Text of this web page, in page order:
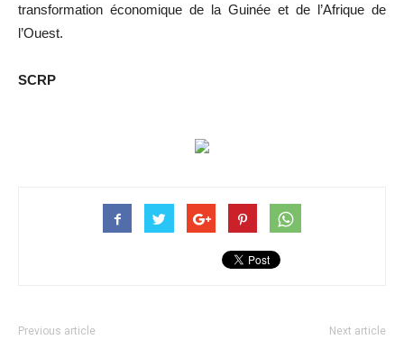
transformation économique de la Guinée et de l’Afrique de
l’Ouest.
SCRP
Previous article Next article